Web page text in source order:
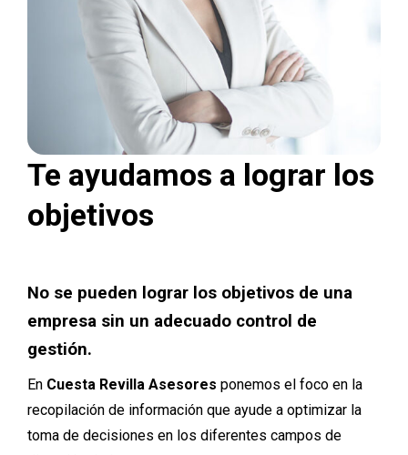
Te ayudamos a lograr los
objetivos
No se pueden lograr los objetivos de una
empresa sin un adecuado control de
gestión.
En Cuesta Revilla Asesores ponemos el foco en la
recopilación de información que ayude a optimizar la
toma de decisiones en los diferentes campos de